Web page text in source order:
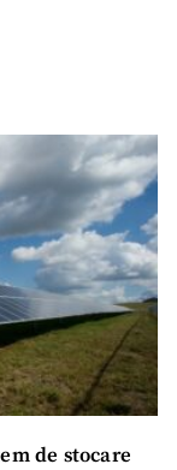
de stocare